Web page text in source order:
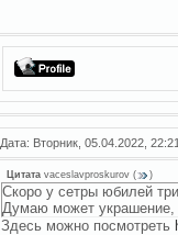
Дата: Вторник, 05.04.2022,
Цитата vaceslavproskurov ( )
Скоро у сетры юбилей
Думаю может украшение,
Здесь можно посмотреть